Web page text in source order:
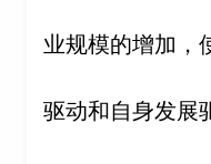
业规模的增加，
驱动和自身发展